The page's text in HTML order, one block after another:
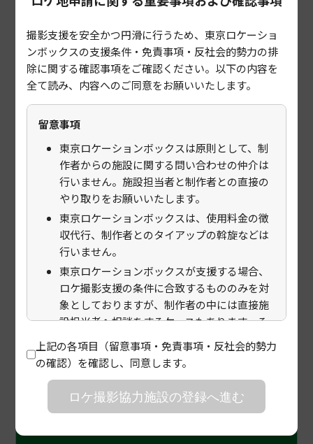
大島町 利島村
新島村
八丈町
青ヶ島村 小笠原村
区市町村以降の住所 必須
建物
「住所」のホームページ掲載可否 必須
掲載可 掲載不可
アクセス 必須
「アクセス」のホームページ掲載可否
掲載可 掲載不可
撮影支援を安全かつ円滑に行うため、東京ロケーショ
ンボックスの支援条件・免責事項・反社会的勢力の排
除に関する確認事項をご確認ください。以下の内容を
全て読み、内容へのご同意をお願いいたします。
留意事項
東京ロケーションボックスは原則として、制
作者からの施設に関する問い合わせの仲介は
行いません。施設担当者と制作者との直接の
やり取りをお願いいたします。
東京ロケーションボックスは、使用料金の徴
収代行、制作者とのタイアップの斡旋などは
行いません。
東京ロケーションボックスが支援する場合、
ロケ撮影支援の条件に合致するもののみを対
象としておりますが、制作者の中には直接施
設担当者へ相談をするケースもあります。そ
の場合は、施設担当者で撮影可否をご判断く
ださい。また、東京ロケーションボックスで
は公序良俗に反する撮影、特定の宗教、政治
的な活動を目的とした撮影はお断りをしてお
ります。施設の皆様にもご協力をお願いいた
上記の各項目（留意事項・免責事項・反社会的勢力
の確認）を確認し、同意します。
ロケ撮影協力施設の登録へ進む